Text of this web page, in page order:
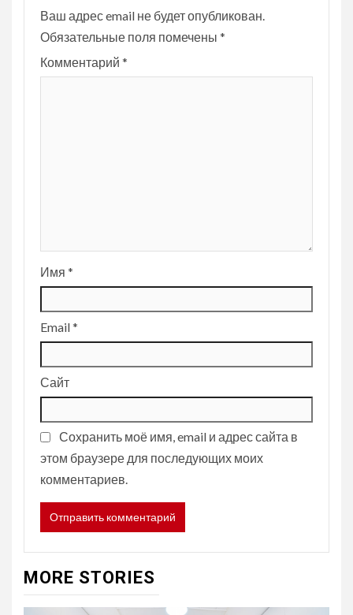
Ваш адрес email не будет опубликован.
Обязательные поля помечены *
Комментарий *
Имя *
Email*
Сайт
Сохранить моё имя, email и адрес сайта в
этом браузере для последующих моих
комментариев.
MORE STORIES